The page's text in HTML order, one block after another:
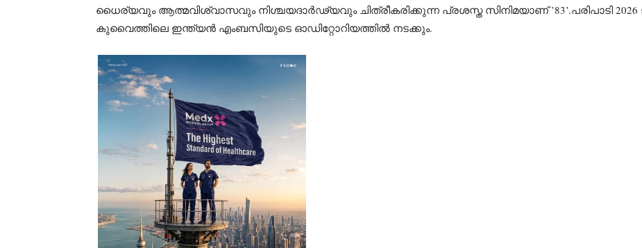
ധൈര്യവും ആത്മവിശ്വാസവും നിശ്ചയദാർഢ്യവും ചിത്രീകരിക്കുന്ന പ്രശസ്ത സിനിമയാണ് ’83’.പരിപാടി
കുവൈത്തിലെ ഇന്ത്യൻ എംബസിയുടെ ഓഡിറ്റോറിയത്തിൽ നടക്കും.